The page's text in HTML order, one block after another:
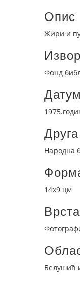
Опис
Жири и
Извор
Фонд
Датум
Народна
14x9 цм
Белушић